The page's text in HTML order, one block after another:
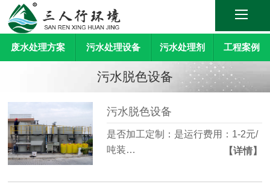
废水处理方案 污水处理设备 污水处理剂 工程案例
污水脱色设备
污水脱色设备
是否加工定制：是运行费用：1-2元/
吨装…
【详情】